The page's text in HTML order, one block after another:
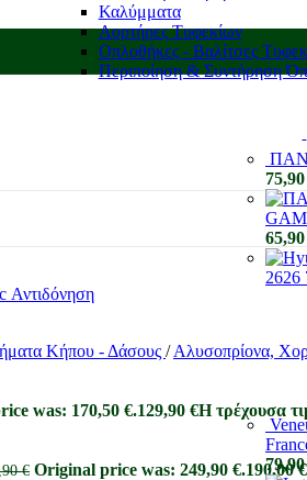
Καλύμματα
Αορτήρες Τυφεκίων
Οπλοθήκες - Βαλίτσες
Περιποίηση & Συντήρηση
2626
Κήπου - Δάσους / Αλυσοπρίονα,
was: 170,50 €.129,90 €Η τρέχουσα
€ Original price was: 249,90 €.190,00€